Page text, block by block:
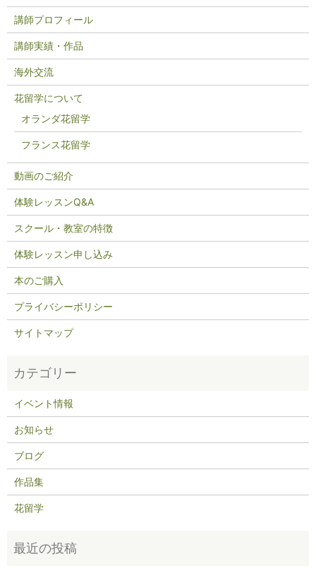
講師プロフィール
講師実績・作品
海外交流
花留学について
オランダ花留学
フランス花留学
動画のご紹介
体験レッスンQ&A
スクール・教室の特徴
体験レッスン申し込み
本のご購入
プライバシーポリシー
サイトマップ
イベント情報
お知らせ
ブログ
作品集
花留学